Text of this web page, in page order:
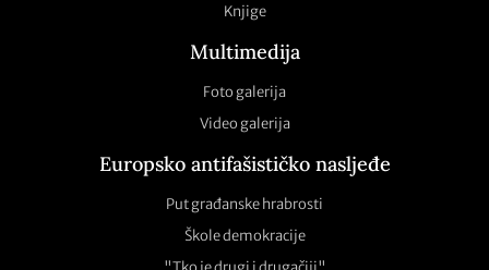
Knjige
Multimedija
Foto galerija
Video galerija
Europsko antifašističko nasljeđe
Put građanske hrabrosti
Škole demokracije